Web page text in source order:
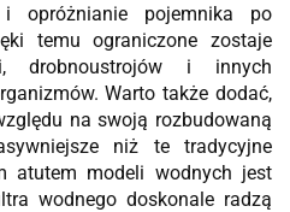
opróżnianie pojemnika po
temu ograniczone zostaje
drobnoustrojów i innych
Warto także dodać,
na swoją rozbudowaną
niż te tradycyjne
atutem modeli wodnych jest
wodnego doskonale radzą